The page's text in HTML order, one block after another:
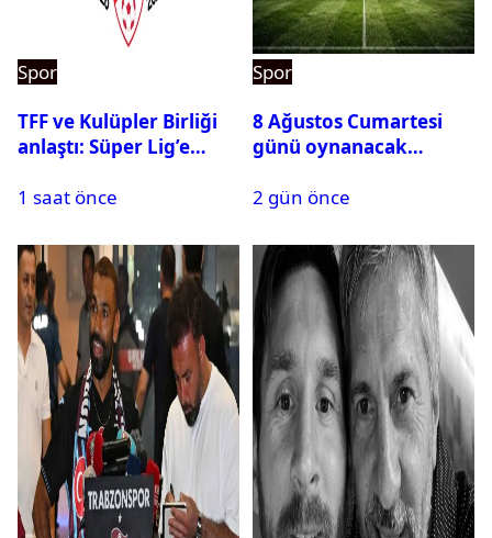
Spor
TFF ve Kulüpler Birliği
anlaştı: Süper Lig’e
1 saat önce
Spor
8 Ağustos Cumartesi
günü oynanacak
2 gün önce